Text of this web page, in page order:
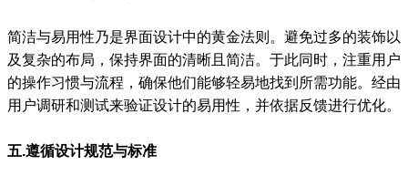
简洁与易用性乃是界面设计中的黄金法则。避免过多的装饰以
及复杂的布局，保持界面的清晰且简洁。于此同时，注重用户
的操作习惯与流程，确保他们能够轻易地找到所需功能。经由
用户调研和测试来验证设计的易用性，并依据反馈进行优化。
五.遵循设计规范与标准